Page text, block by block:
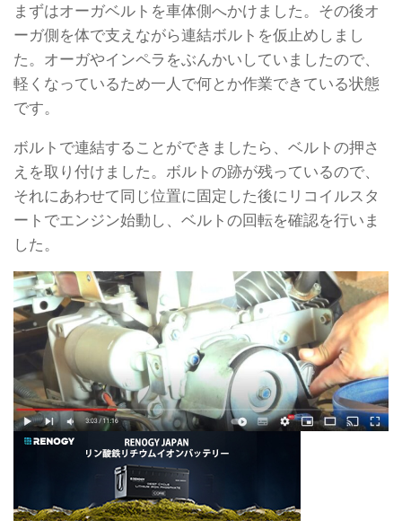
まずはオーガベルトを車体側へかけました。その後オ
ーガ側を体で支えながら連結ボルトを仮止めしまし
た。オーガやインペラをぶんかいしていましたので、
軽くなっているため一人で何とか作業できている状態
です。
ボルトで連結することができましたら、ベルトの押さ
えを取り付けました。ボルトの跡が残っているので、
それにあわせて同じ位置に固定した後にリコイルスタ
ートでエンジン始動し、ベルトの回転を確認を行いま
した。